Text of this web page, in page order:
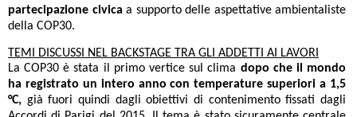
partecipazione civica a supporto delle aspettative ambientaliste
della COP30.
TEMI DISCUSSI NEL BACKSTAGE TRA GLI ADDETTI AI LAVORI
La COP30 è stata il primo vertice sul clima dopo che il mondo
ha registrato un intero anno con temperature superiori a 1,5
°C, già fuori quindi dagli obiettivi di contenimento fissati dagli